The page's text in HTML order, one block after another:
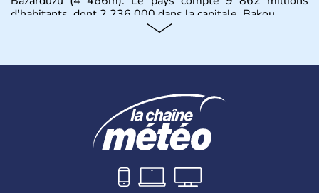
d'habitants, dont 2 236 000 dans la capitale, Bakou.